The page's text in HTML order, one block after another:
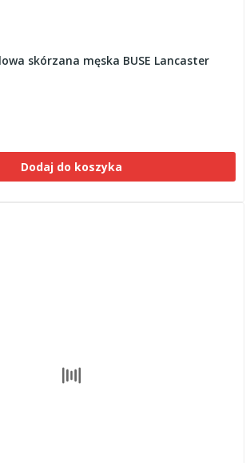
skórzana męska BUSE Lancaster
Dodaj do koszyka